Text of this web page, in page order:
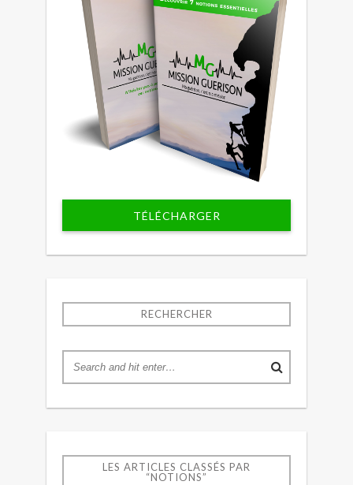
TÉLÉCHARGER
RECHERCHER
LES ARTICLES CLASSÉS PAR
“NOTIONS”